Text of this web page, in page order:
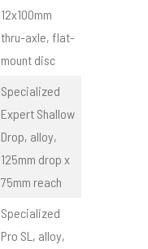
12x100mm
thru-axle, flat-
mount disc
Specialized
Expert Shallow
Drop, alloy,
125mm drop x
75mm reach
Specialized
Pro SL, alloy,